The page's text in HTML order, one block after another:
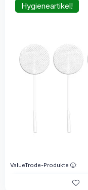
Hygieneartikel!
ValueTrode-Produkte :